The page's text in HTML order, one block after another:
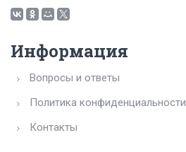
Информация
Вопросы и ответы
Политика конфиденциальности
Контакты